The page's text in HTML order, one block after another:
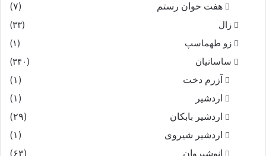
هفت خوان رستم‏
(۷)
زال
(۳۳)
زو طهماسپ‏
(۱)
ساسانیان
(۳۴۰)
آزرم دخت
(۱)
اردشیر
(۱)
اردشیر بابکان
(۲۹)
اردشیر شیروی
(۱)
انوشیروان
(۶۳)